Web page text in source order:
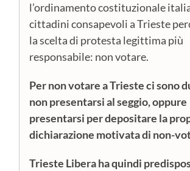
l’ordinamento costituzionale
cittadini consapevoli a Trieste
la scelta di protesta legittima più
responsabile: non votare.
Per non votare a Trieste ci sono
non presentarsi al seggio, oppure
presentarsi per depositare la
dichiarazione motivata di non-
Trieste Libera ha quindi